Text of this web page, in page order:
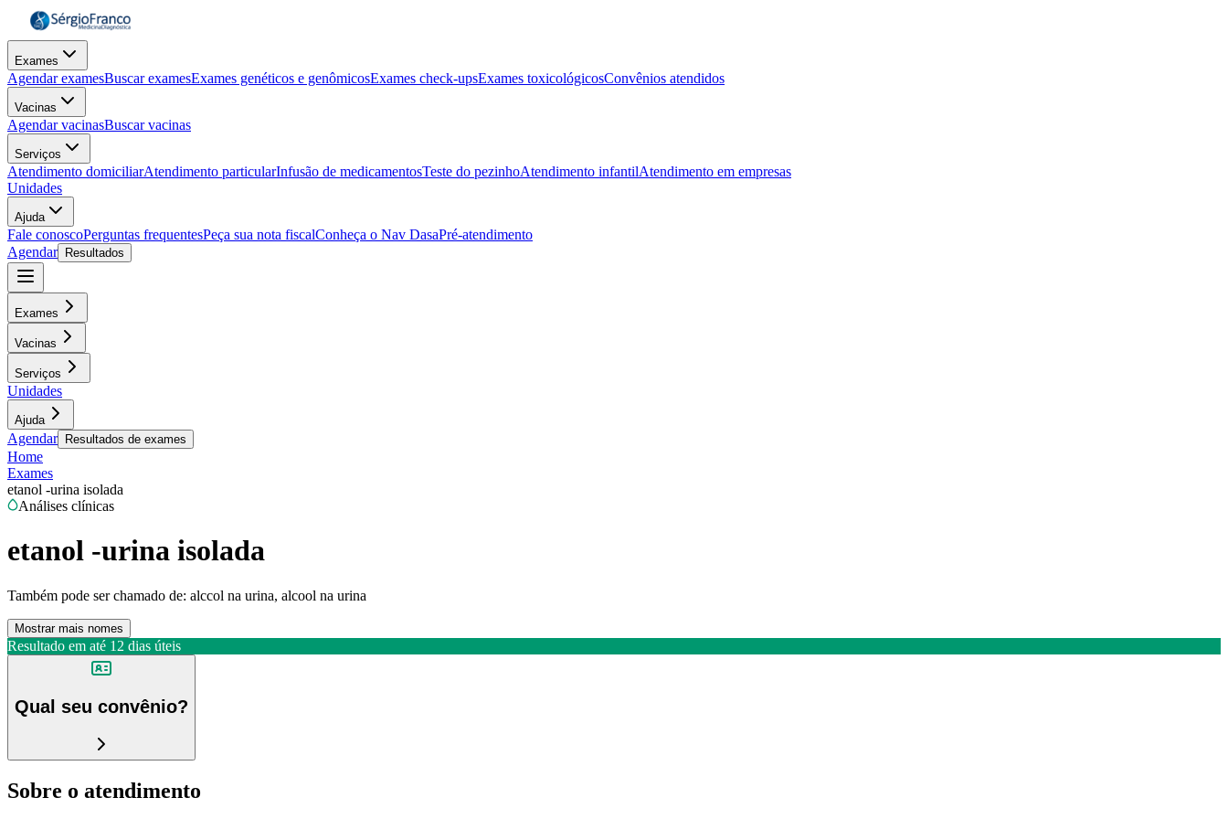
Exames
Agendar examesBuscar examesExames genéticos e genômicosExames check-upsExames toxicológicosConvênios atendidos
Vacinas
Agendar vacinasBuscar vacinas
Serviços
Atendimento domiciliarAtendimento particularInfusão de medicamentosTeste do pezinhoAtendimento infantilAtendimento em empresas
Unidades
Ajuda
Fale conoscoPerguntas frequentesPeça sua nota fiscalConheça o Nav DasaPré-atendimento
Agendar
Resultados
Exames
Vacinas
Serviços
Unidades
Ajuda
Agendar Resultados de exames
Home
Exames
etanol -urina isolada
Análises clínicas
etanol -urina isolada
Também pode ser chamado de: alccol na urina, alcool na urina
Mostrar mais nomes
Resultado em até 12 dias úteis
Qual seu convênio?
Sobre o atendimento